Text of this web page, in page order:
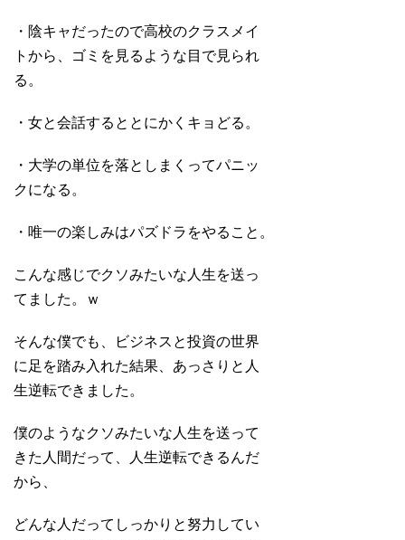
・陰キャだったので高校のクラスメイ
トから、ゴミを見るような目で見られ
る。
・女と会話するととにかくキョどる。
・大学の単位を落としまくってパニッ
クになる。
・唯一の楽しみはパズドラをやること。
こんな感じでクソみたいな人生を送っ
てました。ｗ
そんな僕でも、ビジネスと投資の世界
に足を踏み入れた結果、あっさりと人
生逆転できました。
僕のようなクソみたいな人生を送って
きた人間だって、人生逆転できるんだ
から、
どんな人だってしっかりと努力してい